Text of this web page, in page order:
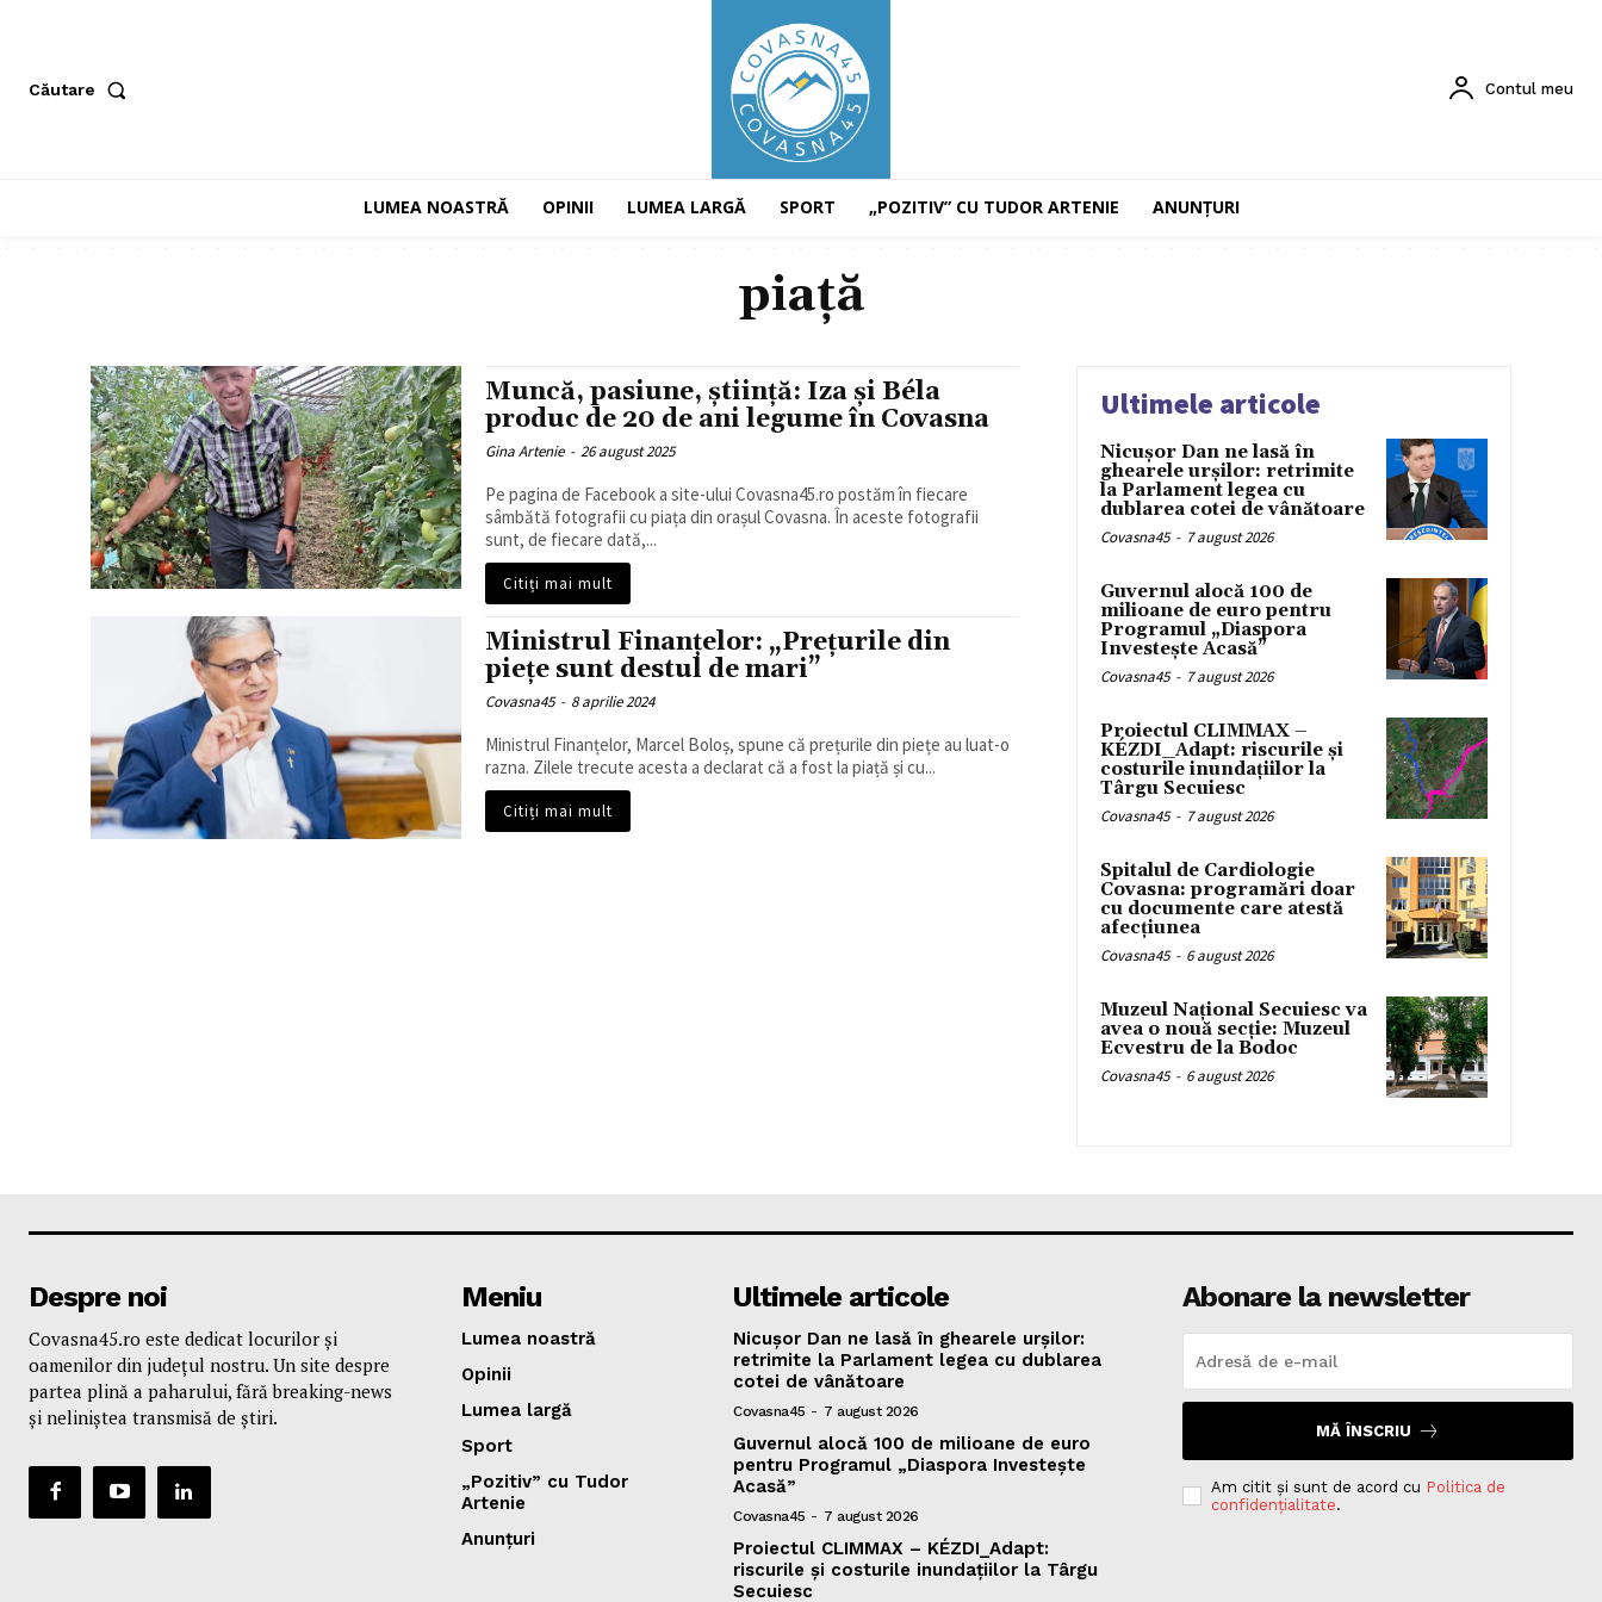
Căutare Contul meu
LUMEA NOASTRĂ OPINII LUMEA LARGĂ SPORT „POZITIV” CU TUDOR ARTENIE ANUNȚURI
piață
Muncă, pasiune, știință: Iza și Béla
produc de 20 de ani legume în Covasna
Gina Artenie - 26 august 2025
Pe pagina de Facebook a site-ului Covasna45.ro postăm în fiecare
sâmbătă fotografii cu piața din orașul Covasna. În aceste fotografii
sunt, de fiecare dată,...
Citiți mai mult
Ministrul Finanțelor: „Prețurile din
piețe sunt destul de mari”
Covasna45 - 8 aprilie 2024
Ministrul Finanțelor, Marcel Boloș, spune că prețurile din piețe au luat-o
razna. Zilele trecute acesta a declarat că a fost la piață și cu...
Citiți mai mult
Ultimele articole
Nicușor Dan ne lasă în
ghearele urșilor: retrimite
la Parlament legea cu
dublarea cotei de vânătoare
Covasna45 - 7 august 2026
Guvernul alocă 100 de
milioane de euro pentru
Programul „Diaspora
Investește Acasă”
Covasna45 - 7 august 2026
Proiectul CLIMMAX –
KÉZDI_Adapt: riscurile și
costurile inundațiilor la
Târgu Secuiesc
Covasna45 - 7 august 2026
Spitalul de Cardiologie
Covasna: programări doar
cu documente care atestă
afecțiunea
Covasna45 - 6 august 2026
Muzeul Național Secuiesc va
avea o nouă secție: Muzeul
Ecvestru de la Bodoc
Covasna45 - 6 august 2026
Despre noi
Covasna45.ro este dedicat locurilor și
oamenilor din județul nostru. Un site despre
partea plină a paharului, fără breaking-news
și neliniștea transmisă de știri.
Meniu
Lumea noastră
Opinii
Lumea largă
Sport
„Pozitiv” cu Tudor
Artenie
Anunțuri
Ultimele articole
Nicușor Dan ne lasă în ghearele urșilor:
retrimite la Parlament legea cu dublarea
cotei de vânătoare
Covasna45 - 7 august 2026
Guvernul alocă 100 de milioane de euro
pentru Programul „Diaspora Investește
Acasă”
Covasna45 - 7 august 2026
Proiectul CLIMMAX – KÉZDI_Adapt:
riscurile și costurile inundațiilor la Târgu
Secuiesc
Abonare la newsletter
MĂ ÎNSCRIU
Am citit și sunt de acord cu Politica de
confidențialitate.